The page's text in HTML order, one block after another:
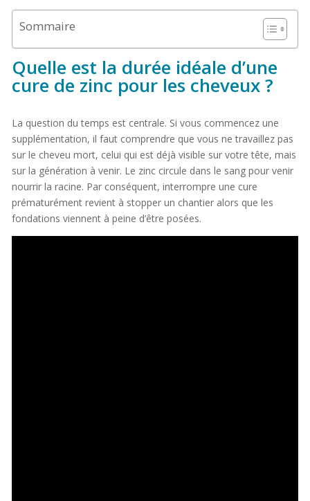
Sommaire
Quelle est la durée idéale d’une
cure de zinc pour les cheveux ?
La question du temps est centrale. Si vous commencez une
supplémentation, il faut comprendre que vous ne travaillez pas
sur le cheveu mort, celui qui est déjà visible sur votre tête, mais
sur la génération à venir. Le zinc circule dans le sang pour venir
nourrir la racine. Par conséquent, interrompre une cure
prématurément revient à stopper un chantier alors que les
fondations viennent à peine d’être posées.